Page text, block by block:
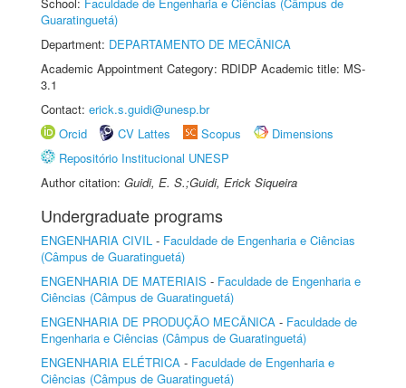
Guaratinguetá)
Department: DEPARTAMENTO DE MECÂNICA
Academic Appointment Category: RDIDP Academic title: MS-
3.1
Contact: erick.s.guidi@unesp.br
Orcid
CV Lattes Scopus
Dimensions
Repositório Institucional UNESP
Author citation: Guidi, E. S.;Guidi, Erick Siqueira
Undergraduate programs
ENGENHARIA CIVIL - Faculdade de Engenharia e Ciências
(Câmpus de Guaratinguetá)
ENGENHARIA DE MATERIAIS - Faculdade de Engenharia e
Ciências (Câmpus de Guaratinguetá)
ENGENHARIA DE PRODUÇÃO MECÂNICA - Faculdade de
Engenharia e Ciências (Câmpus de Guaratinguetá)
ENGENHARIA ELÉTRICA - Faculdade de Engenharia e
Ciências (Câmpus de Guaratinguetá)